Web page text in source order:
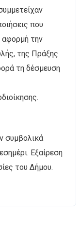
που
αφορμή την
της Πράξης
τη δέσμευση
συμβολικά
Εξαίρεση
του Δήμου.